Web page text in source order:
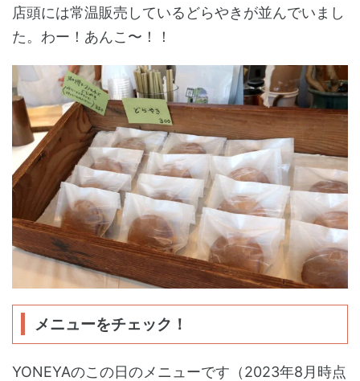
店頭には常温販売しているどらやきが並んでいまし
た。わー！あんこ〜！！
メニューをチェック！
YONEYAのこの日のメニューです（2023年8月時点